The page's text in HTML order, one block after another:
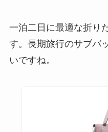
一泊二日に最適な折り
す。長期旅行のサブバ
いですね。